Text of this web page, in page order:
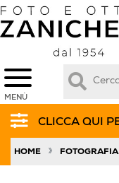
MENÙ
CLICCA QUI
HOME » FOTOGRAFIA